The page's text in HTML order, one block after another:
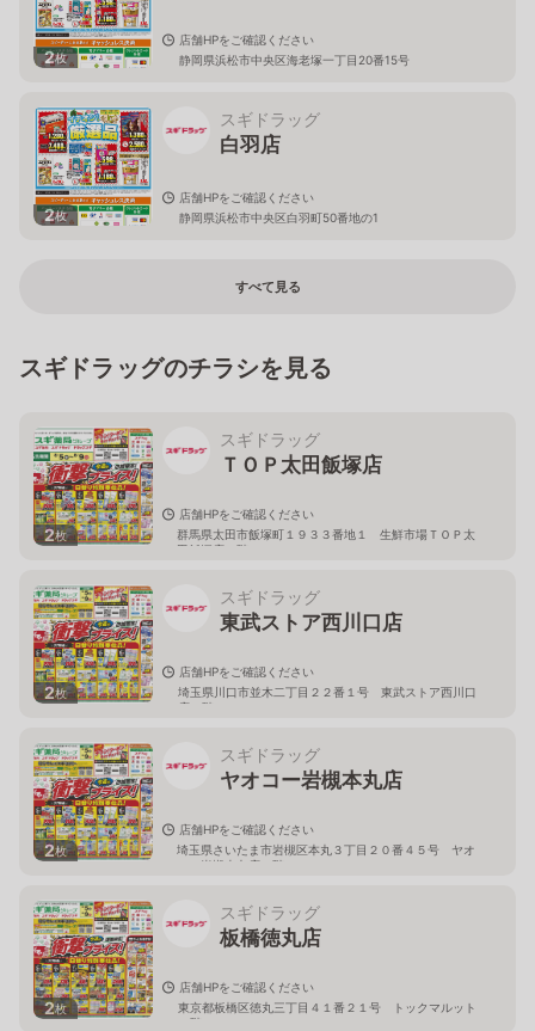
2枚
店舗HPをご確認ください
静岡県浜松市中央区海老塚一丁目20番15号
2枚
スギドラッグ
白羽店
店舗HPをご確認ください
静岡県浜松市中央区白羽町50番地の1
すべて見る
スギドラッグのチラシを見る
2枚
スギドラッグ
ＴＯＰ太田飯塚店
店舗HPをご確認ください
群馬県太田市飯塚町１９３３番地１ 生鮮市場ＴＯＰ太
田飯塚店１階
2枚
スギドラッグ
東武ストア西川口店
店舗HPをご確認ください
埼玉県川口市並木二丁目２２番１号 東武ストア西川口
店２階
2枚
スギドラッグ
ヤオコー岩槻本丸店
店舗HPをご確認ください
埼玉県さいたま市岩槻区本丸３丁目２０番４５号 ヤオ
コー岩槻本丸店２階
2枚
スギドラッグ
板橋徳丸店
店舗HPをご確認ください
東京都板橋区徳丸三丁目４１番２１号 トックマルット
１階